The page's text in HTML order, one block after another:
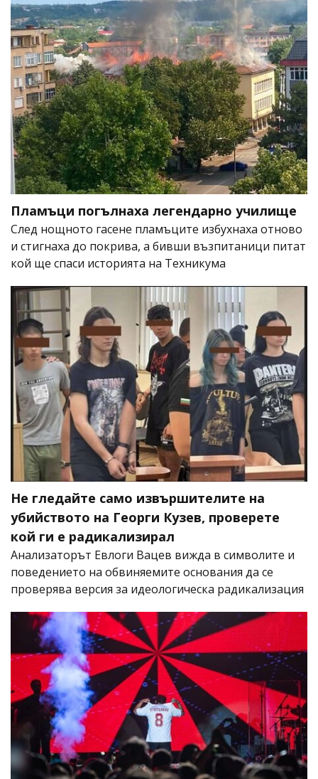
Пламъци погълнаха легендарно училище
След нощното гасене пламъците избухнаха отново
и стигнаха до покрива, а бивши възпитаници питат
кой ще спаси историята на Техникума
Не гледайте само извършителите на
убийството на Георги Кузев, проверете
кой ги е радикализирал
Анализаторът Евлоги Вацев вижда в символите и
поведението на обвиняемите основания да се
проверява версия за идеологическа радикализация